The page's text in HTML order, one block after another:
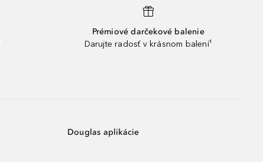
Prémiové darčekové balenie
Darujte radosť v krásnom balení¹
Douglas aplikácie